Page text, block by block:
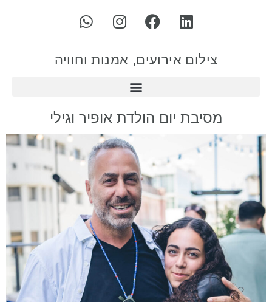
צילום אירועים, אמנות וחוויה
מסיבת יום הולדת אופיר וגילי